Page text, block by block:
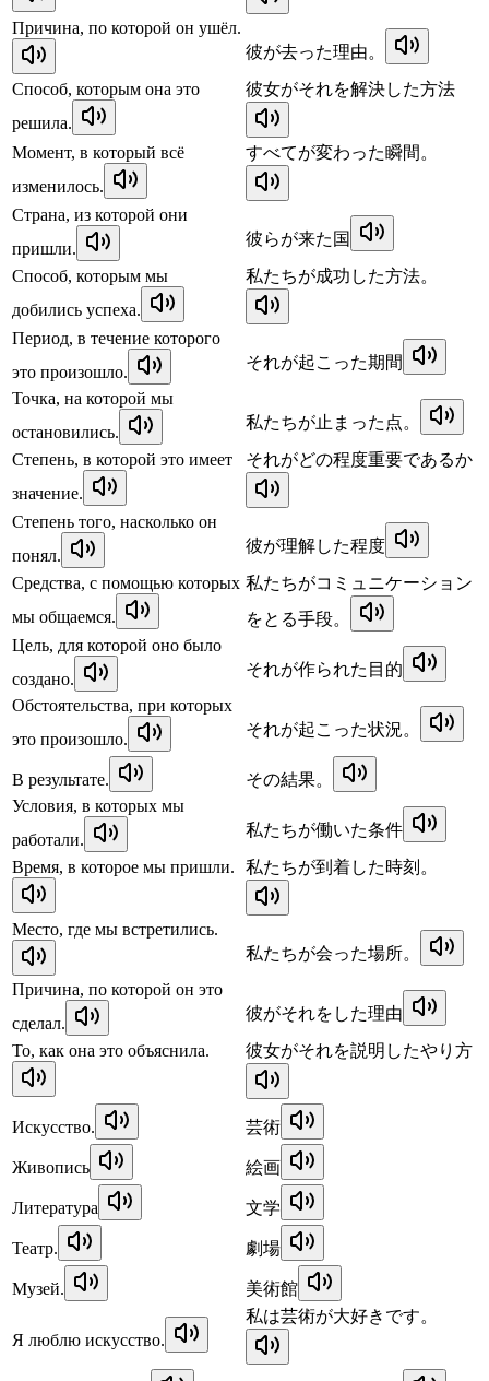
Причина, по которой он ушёл.
彼が去った理由。
Способ, которым она это
решила.
彼女がそれを解決した方法
Момент, в который всё
изменилось.
すべてが変わった瞬間。
Страна, из которой они
пришли.
彼らが来た国
Способ, которым мы
добились успеха.
私たちが成功した方法。
Период, в течение которого
это произошло.
それが起こった期間
Точка, на которой мы
остановились.
私たちが止まった点。
Степень, в которой это имеет
значение.
それがどの程度重要であるか
Степень того, насколько он
понял.
彼が理解した程度
Средства, с помощью которых
мы общаемся.
私たちがコミュニケーション
をとる手段。
Цель, для которой оно было
создано.
それが作られた目的
Обстоятельства, при которых
это произошло.
それが起こった状況。
В результате.
その結果。
Условия, в которых мы
работали.
私たちが働いた条件
Время, в которое мы пришли.
私たちが到着した時刻。
Место, где мы встретились.
私たちが会った場所。
Причина, по которой он это
сделал.
彼がそれをした理由
То, как она это объяснила.
彼女がそれを説明したやり方
Искусство. 芸術
Живопись 絵画
Литература 文学
Театр. 劇場
Музей. 美術館
Я люблю искусство.
私は芸術が大好きです。